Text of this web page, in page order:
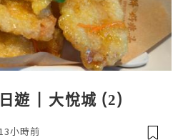
遊 | 大悅城 (2)
13小時前